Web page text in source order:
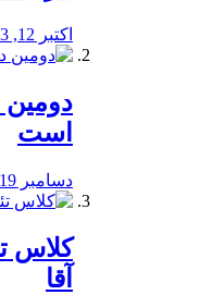
اکتبر 12, 2023
دومین
است
دسامبر 19, 2019
آقا